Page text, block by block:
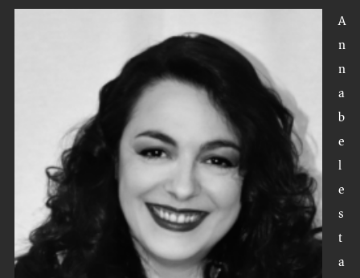
A
n
n
a
b
e
l
e
s
t
a